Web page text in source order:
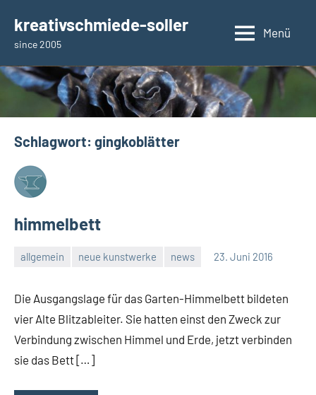
Inhalt
springen
kreativschmiede-soller
since 2005
Menü
Schlagwort: gingkoblätter
himmelbett
allgemein neue kunstwerke news 23. Juni 2016
Samuel
Die Ausgangslage für das Garten-Himmelbett bildeten
vier Alte Blitzableiter. Sie hatten einst den Zweck zur
Verbindung zwischen Himmel und Erde, jetzt verbinden
sie das Bett […]